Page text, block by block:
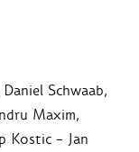
Schwaab,
Maxim,
Kostic – Jan